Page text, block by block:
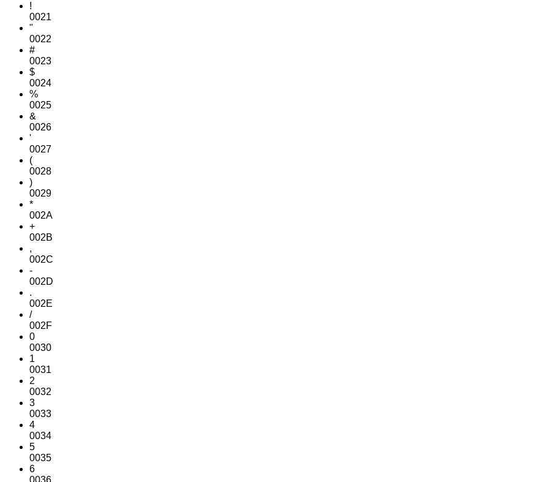
!
0021
"
0022
#
0023
$
0024
%
0025
&
0026
'
0027
(
0028
)
0029
*
002A
+
002B
,
002C
-
002D
.
002E
/
002F
0
0030
1
0031
2
0032
3
0033
4
0034
5
0035
6
0036